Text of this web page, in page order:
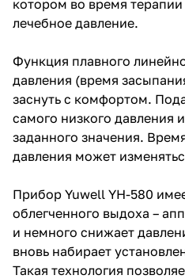
котором во время
лечебное давление.
Функция плавного
давления (время
заснуть с комфортом.
самого низкого давления
заданного значения.
давления может
Прибор Yuwell YH-580
облегченного выдоха –
и немного снижает
вновь набирает
Такая технология